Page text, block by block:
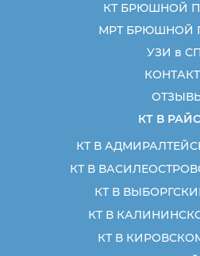
КТ БРЮШНОЙ
МРТ БРЮШНОЙ
УЗИ в
КТ В
КТ В
КТ В
КТ В
КТ В
КТ В